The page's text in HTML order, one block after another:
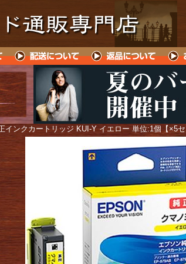
インクカートリッジ KUI-Y イエロー 単位:1個【×5